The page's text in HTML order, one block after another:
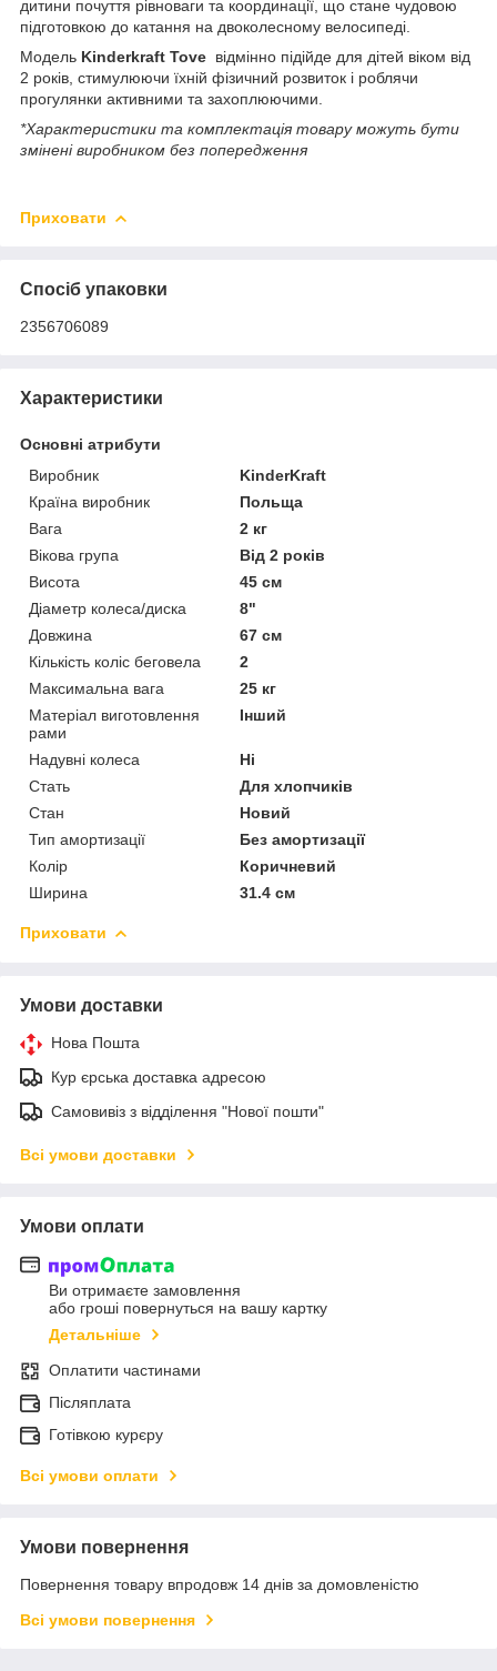
дитини почуття рівноваги та координації, що стане чудовою
підготовкою до катання на двоколесному велосипеді.
Модель Kinderkraft Tove відмінно підійде для дітей віком від
2 років, стимулюючи їхній фізичний розвиток і роблячи
прогулянки активними та захоплюючими.
*Характеристики та комплектація товару можуть бути
змінені виробником без попередження
Приховати
Спосіб упаковки
2356706089
Характеристики
Основні атрибути
Виробник
KinderKraft
Країна виробник
Польща
Вага
2 кг
Вікова група
Від 2 років
Висота
45 см
Діаметр колеса/диска
8"
Довжина
67 см
Кількість коліс беговела
2
Максимальна вага
25 кг
Матеріал виготовлення
рами
Інший
Надувні колеса
Ні
Стать
Для хлопчиків
Стан
Новий
Тип амортизації
Без амортизації
Колір
Коричневий
Ширина
31.4 см
Приховати
Умови доставки
Нова Пошта
Кур єрська доставка адресою
Самовивіз з відділення "Нової пошти"
Всі умови доставки
Умови оплати
Ви отримаєте замовлення
або гроші повернуться на вашу картку
Детальніше
Оплатити частинами
Післяплата
Готівкою курєру
Всі умови оплати
Умови повернення
Повернення товару впродовж 14 днів за домовленістю
Всі умови повернення